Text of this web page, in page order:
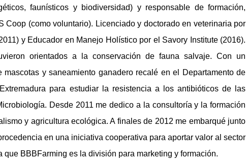
faunísticos y biodiversidad) y responsable de formación,
Coop (como voluntario). Licenciado y doctorado en veterinaria por
y Educador en Manejo Holístico por el Savory Institute (2016).
orientados a la conservación de fauna salvaje. Con un
y saneamiento ganadero recalé en el Departamento de
para estudiar la resistencia a los antibióticos de las
Desde 2011 me dedico a la consultoría y la formación
y agricultura ecológica. A finales de 2012 me embarqué junto
en una iniciativa cooperativa para aportar valor al sector
BBBFarming es la división para marketing y formación.